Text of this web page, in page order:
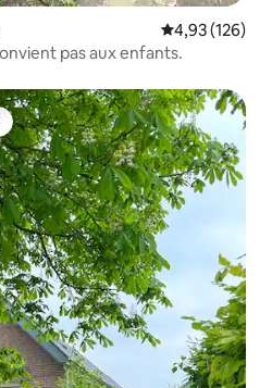
Évaluation
4,93 (126)
pas aux enfants.